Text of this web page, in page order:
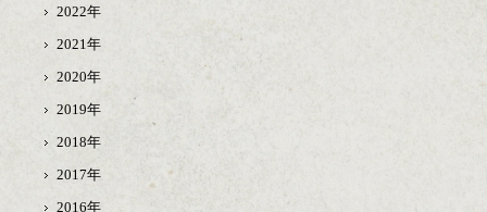
2022年
2021年
2020年
2019年
2018年
2017年
2016年